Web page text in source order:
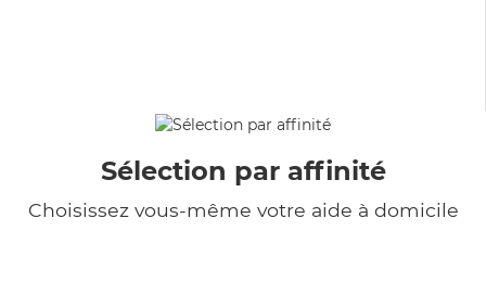
Sélection par affinité
Choisissez vous-même votre aide à domicile